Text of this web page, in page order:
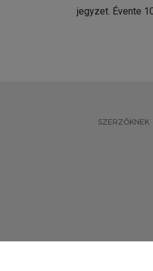
jegyzet. Évente
SZERZŐKNEK